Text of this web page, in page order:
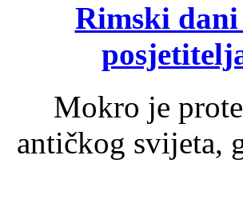
Rimski
Mokro je
antičkog svijeta,